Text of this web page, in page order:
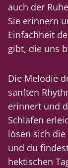
auch der
Sie erinnern
Einfachheit
gibt, die uns
Die Melodie
sanften
erinnert und
Schlafen
lösen sich
und du
hektischen